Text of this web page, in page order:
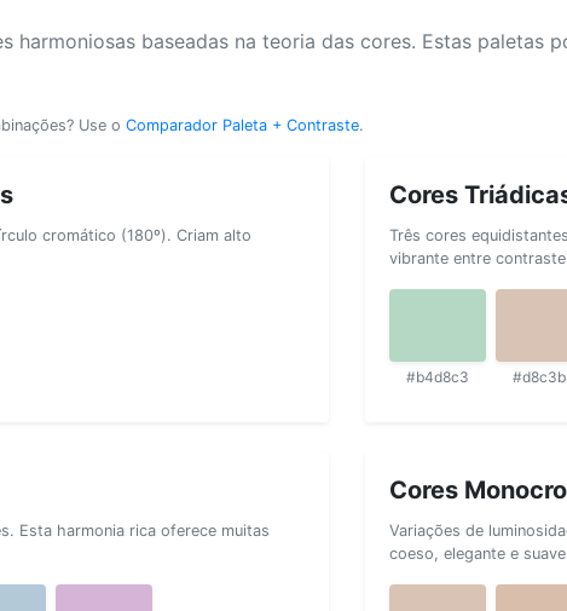
harmoniosas baseadas na teoria das cores. Estas paletas
Use o Comparador Paleta + Contraste.
cromático (180º). Criam alto
Cores
Três cores
vibrante entre
#b4d8c3
Esta harmonia rica oferece muitas
Cores
Variações de
coeso, elegante e suave.